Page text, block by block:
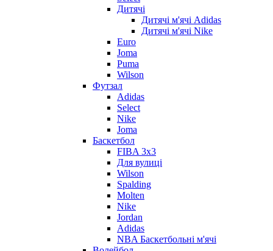
Дитячі
Дитячі м'ячі Adidas
Дитячі м'ячі Nike
Euro
Joma
Puma
Wilson
Футзал
Adidas
Select
Nike
Joma
Баскетбол
FIBA 3x3
Для вулиці
Wilson
Spalding
Molten
Nike
Jordan
Adidas
NBA Баскетбольні м'ячі